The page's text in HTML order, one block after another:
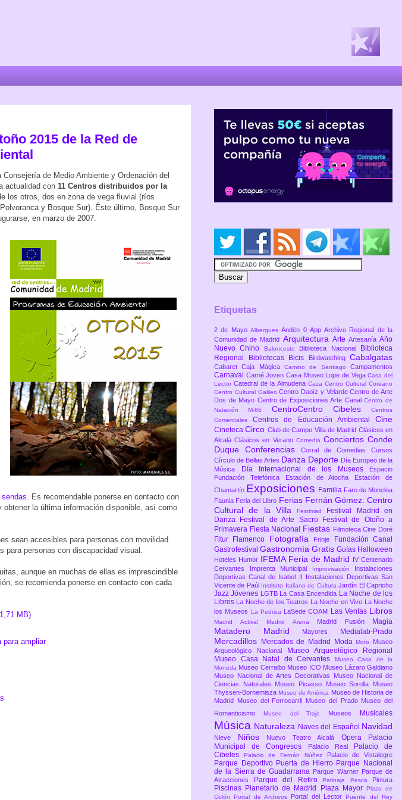
2015 de la Red de
de Medio Ambiente y Ordenación del
actualidad con 11 Centros distribuidos por la
los otros, dos en zona de vega fluvial (ríos
y Bosque Sur). Éste último, Bosque Sur
en marzo de 2007.
sendas . Es recomendable ponerse en contacto con
la última información disponible, así como
sean accesibles para personas con movilidad
personas con discapacidad visual.
aunque en muchas de ellas es imprescindible
se recomienda ponerse en contacto con cada
MB)
Etiquetas
2 de Mayo AlberguesAndén 0 AppArchivo Regional de la
Comunidad de Madrid Arquitectura Arte ArtesaníaAño
Nuevo Chino
Baloncesto Biblioteca Nacional
Biblioteca
Regional
Bibliotecas Bicis Birdwatching Cabalgatas
CabaretCaja MágicaCamino de SantiagoCampamentos
Carnaval Carné JovenCasa Museo Lope de VegaCasa del
LectorCatedral de la Almudena Caza Centro Cultural Coreano
Centro Cultural GalileoCentro Daoíz y VelardeCentro de Arte
Dos de Mayo Centro de Exposiciones Arte CanalCentro de
Natación M-86 CentroCentro Cibeles
Centros
ComercialesCentros de Educación AmbientalCine
CinetecaCirco Club de Campo Villa de Madrid Clásicos en
AlcaláClásicos en Verano Comedia ConciertosConde
Duque Conferencias Corral de Comedias Cursos
Círculo de Bellas Artes Danza Deporte Día Europeo de la
Música
Día Internacional de los Museos
Espacio
Fundación Telefónica
Estación de Atocha
Estación de
Chamartín Exposiciones Familia Faro de Moncloa
Faunia Feria del Libro Ferias Fernán Gómez. Centro
Cultural de la VillaFestimad
Festival Madrid en
Danza
Festival de Arte Sacro
Festival de Otoño a
Primavera Fiesta Nacional Fiestas Filmoteca Cine Doré
Fitur Flamenco Fotografía Frinje
Fundación Canal
Gastrofestival Gastronomía Gratis Guías Halloween
Hoteles Humor IFEMA Feria de Madrid
IV Centenario
Cervantes
Imprenta Municipal Improvisación
Instalaciones
Deportivas Canal de Isabel II
Instalaciones Deportivas San
Vicente de Paúl
Instituto Italiano de CulturaJardín El Capricho
JazzJóvenes LGTB La Casa Encendida La Noche de los
Libros
La Noche de los Teatros La Noche en Vivo
La Noche
los Museos
La Pedriza LaSede COAM Las Ventas Libros
Madrid Activa! Madrid Arena Madrid Fusión Magia
Matadero Madrid Mayores Medialab-Prado
Mercadillos Mercados de Madrid ModaMoto Museo
Arqueológico Nacional
Museo Arqueológico Regional
Museo Casa Natal de Cervantes
Museo Casa de la
Moneda Museo Cerralbo Museo ICO Museo Lázaro Galdiano
Museo Nacional de Artes Decorativas Museo Nacional de
Ciencias Naturales Museo Picasso Museo Sorolla Museo
Thyssen-BornemiszaMuseo de América Museo de Historia de
Madrid
Museo del Ferrocarril Museo del Prado Museo del
Romanticismo
Museo del Traje Museos Musicales
Música Naturaleza Naves del Español Navidad
Nieve Niños Nuevo Teatro Alcalá Opera
Palacio
Municipal de Congresos
Palacio Real
Palacio de
Cibeles
Palacio de Fernán Núñez Palacio de Vistalegre
Parque Deportivo Puerta de Hierro Parque Nacional
de la Sierra de Guadarrama Parque Warner Parque de
Atracciones
Parque del Retiro Patinaje Pesca Pintura
Piscinas Planetario de Madrid Plaza Mayor
Plaza de
Colón Portal de Archivos Portal del LectorPuente del Rey